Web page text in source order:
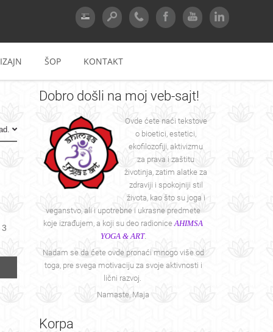
ŠOP KONTAKT
Dobro došli na moj veb-sajt!
Ovde ćete naći tekstove
o bioetici, estetici,
ekofilozofiji, aktivizmu
za prava i zaštitu
životinja, zatim alatke za
zdraviji i spokojniji stil
života, kao što su joga i
veganstvo, ali i upotrebne i ukrasne predmete
koje izrađujem, a koji su deo radioniceAHIMSA
YOGA & ART.
Nadam se da ćete ovde pronaći mnogo više od
toga, pre svega motivaciju za svoje aktivnosti i
lični razvoj.
Namaste, Maja
Korpa